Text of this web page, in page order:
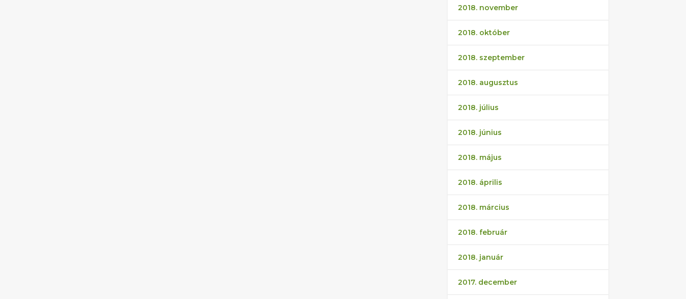
2018. november
2018. október
2018. szeptember
2018. augusztus
2018. július
2018. június
2018. május
2018. április
2018. március
2018. február
2018. január
2017. december